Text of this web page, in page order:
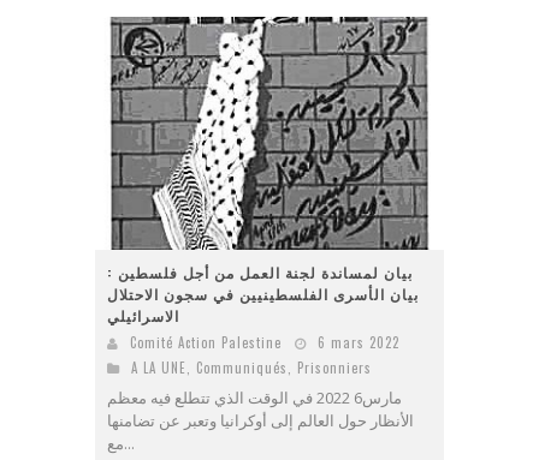
بيان لمساندة لجنة العمل من أجل فلسطين :
بيان الأسرى الفلسطينيين في سجون الاحتلال
الاسرائيلي
Comité Action Palestine
6 mars 2022
A LA UNE
Communiqués Prisonniers
مارس6 2022 في الوقت الذي تتطلع فيه معظم
الأنظار حول العالم إلى أوكرانيا وتعبر عن تضامنها
مع...